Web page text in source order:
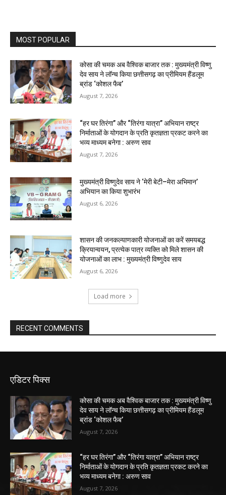
MOST POPULAR
कोसा की चमक अब वैश्विक बाजार तक : मुख्यमंत्री विष्णु
देव साय ने लॉन्च किया छत्तीसगढ़ का प्रीमियम हैंडलूम
ब्रांड ‘कोशल फैब’
August 7, 2026
“हर घर तिरंगा” और “तिरंगा यात्रा” अभियान राष्ट्र
निर्माताओं के योगदान के प्रति कृतज्ञता प्रकट करने का
भव्य माध्यम बनेगा : अरुण साव
August 7, 2026
मुख्यमंत्री विष्णुदेव साय ने ‘मेरी बेटी–मेरा अभिमान’
अभियान का किया शुभारंभ
August 6, 2026
शासन की जनकल्याणकारी योजनाओं का करें समयबद्ध
क्रियान्वयन, प्रत्येक पात्र व्यक्ति को मिले शासन की
योजनाओं का लाभ : मुख्यमंत्री विष्णुदेव साय
August 6, 2026
Load more
RECENT COMMENTS
एडिटर पिक्स
कोसा की चमक अब वैश्विक बाजार तक : मुख्यमंत्री विष्णु
देव साय ने लॉन्च किया छत्तीसगढ़ का प्रीमियम हैंडलूम
ब्रांड ‘कोशल फैब’
August 7, 2026
“हर घर तिरंगा” और “तिरंगा यात्रा” अभियान राष्ट्र
निर्माताओं के योगदान के प्रति कृतज्ञता प्रकट करने का
भव्य माध्यम बनेगा : अरुण साव
August 7, 2026